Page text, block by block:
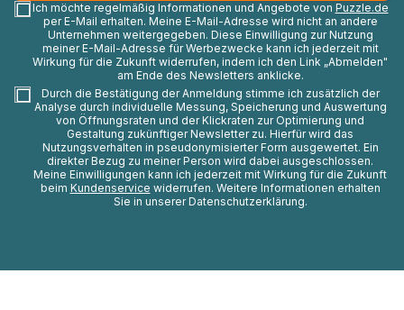
Ich möchte regelmäßig Informationen und Angebote von Puzzle.de
per E-Mail erhalten. Meine E-Mail-Adresse wird nicht an andere
Unternehmen weitergegeben. Diese Einwilligung zur Nutzung
meiner E-Mail-Adresse für Werbezwecke kann ich jederzeit mit
Wirkung für die Zukunft widerrufen, indem ich den Link „Abmelden"
am Ende des Newsletters anklicke.
Durch die Bestätigung der Anmeldung stimme ich zusätzlich der
Analyse durch individuelle Messung, Speicherung und Auswertung
von Öffnungsraten und der Klickraten zur Optimierung und
Gestaltung zukünftiger Newsletter zu. Hierfür wird das
Nutzungsverhalten in pseudonymisierter Form ausgewertet. Ein
direkter Bezug zu meiner Person wird dabei ausgeschlossen.
Meine Einwilligungen kann ich jederzeit mit Wirkung für die Zukunft
beim Kundenservice widerrufen. Weitere Informationen erhalten
Sie in unserer Datenschutzerklärung.